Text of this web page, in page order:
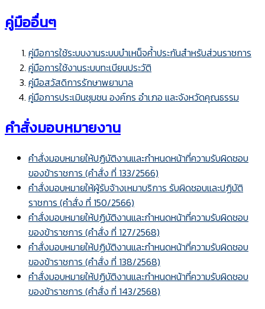
คู่มืออื่นๆ
คู่มือการใช้ระบบงานระบบบำเหน็จค้ำประกันสำหรับส่วนราชการ
คู่มือการใช้งานระบบทะเบียนประวัติ
คู่มือสวัสดิการรักษาพยาบาล
คู่มือการประเมินชุมชน องค์กร อำเภอ และจังหวัดคุณธรรม
คำสั่งมอบหมายงาน
คำสั่งมอบหมายให้ปฏิบัติงานและกำหนดหน้าที่ความรับผิดชอบ
ของข้าราชการ (คำสั่ง ที่ 133/2566)
คำสั่งมอบหมายให้ผู้รับจ้างเหมาบริการ รับผิดชอบและปฏิบัติ
ราชการ (คำสั่ง ที่ 150/2566)
คำสั่งมอบหมายให้ปฏิบัติงานและกำหนดหน้าที่ความรับผิดชอบ
ของข้าราชการ (คำสั่ง ที่ 127/2568)
คำสั่งมอบหมายให้ปฏิบัติงานและกำหนดหน้าที่ความรับผิดชอบ
ของข้าราชการ (คำสั่ง ที่ 138/2568)
คำสั่งมอบหมายให้ปฏิบัติงานและกำหนดหน้าที่ความรับผิดชอบ
ของข้าราชการ (คำสั่ง ที่ 143/2568)